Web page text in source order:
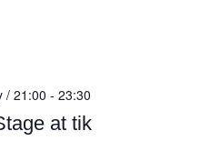
at tik
/ 21:00 - 23:30